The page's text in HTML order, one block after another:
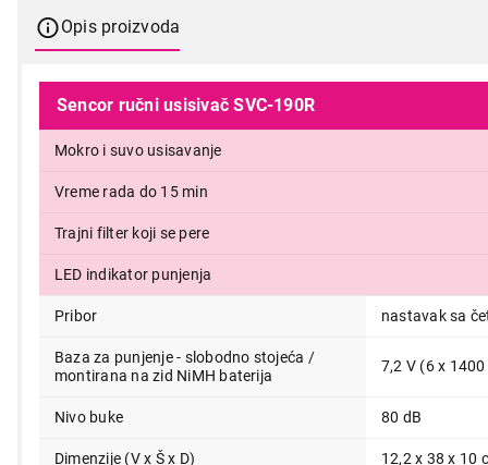
Opis proizvoda
Sencor ručni usisivač SVC-190R
Mokro i suvo usisavanje
Vreme rada do 15 min
Trajni filter koji se pere
LED indikator punjenja
Pribor nastavak sa
Baza za punjenje - slobodno stojeća /
montirana na zid NiMH baterija
7,2 V (6 x
Nivo buke 80 dB
Dimenzije (V x Š x D) 12,2 x 38 x 10
2.999,00